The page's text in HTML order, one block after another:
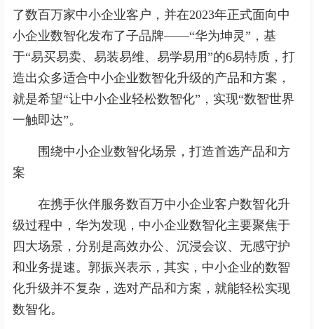
了数百万家中小企业客户，并在2023年正式面向中
小企业数智化发布了子品牌——“华为坤灵”，基
于“易买易卖、易装易维、易学易用”的6易特质，打
造出众多适合中小企业数智化升级的产品和方案，
就是希望“让中小企业轻松数智化”，实现“数智世界
一触即达”。
围绕中小企业数智化场景，打造首选产品和方
案
在携手伙伴服务数百万中小企业客户数智化升
级过程中，华为发现，中小企业数智化主要聚焦于
四大场景，分别是高效办公、沉浸会议、无感守护
和业务提速。郭振兴表示，其实，中小企业的数智
化升级并不复杂，选对产品和方案，就能轻松实现
数智化。